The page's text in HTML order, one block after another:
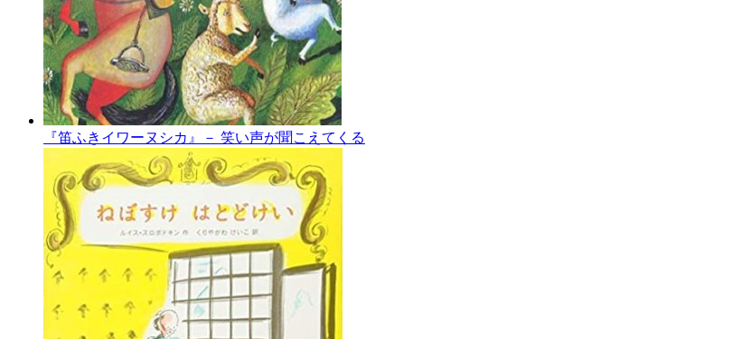
『笛ふきイワーヌシカ』－ 笑い声が聞こえてくる